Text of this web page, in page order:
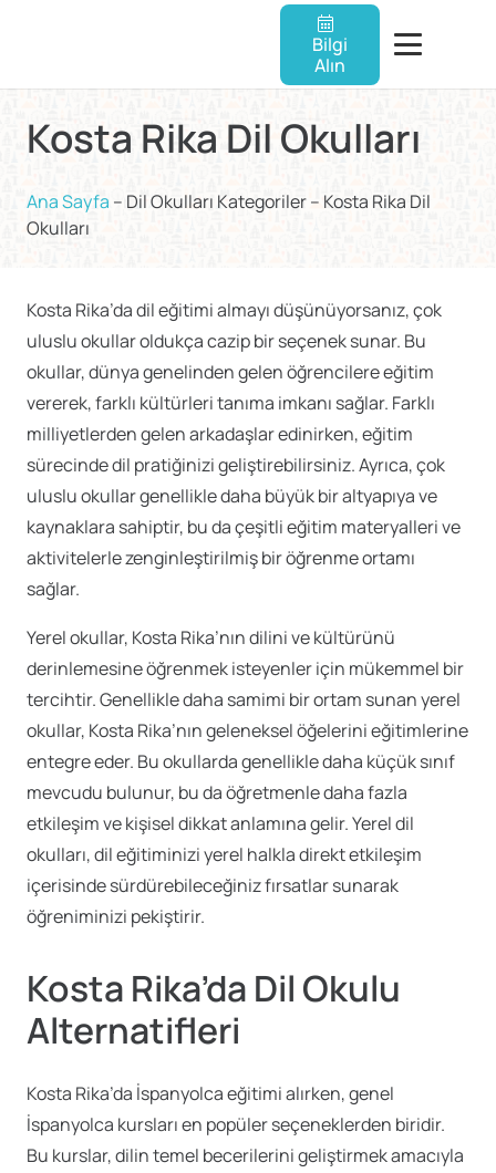
Bilgi
Alın
Kosta Rika Dil Okulları
Ana Sayfa – Dil Okulları Kategoriler– Kosta Rika Dil
Okulları
Kosta Rika’da dil eğitimi almayı düşünüyorsanız, çok
uluslu okullar oldukça cazip bir seçenek sunar. Bu
okullar, dünya genelinden gelen öğrencilere eğitim
vererek, farklı kültürleri tanıma imkanı sağlar. Farklı
milliyetlerden gelen arkadaşlar edinirken, eğitim
sürecinde dil pratiğinizi geliştirebilirsiniz. Ayrıca, çok
uluslu okullar genellikle daha büyük bir altyapıya ve
kaynaklara sahiptir, bu da çeşitli eğitim materyalleri ve
aktivitelerle zenginleştirilmiş bir öğrenme ortamı
sağlar.
Yerel okullar, Kosta Rika’nın dilini ve kültürünü
derinlemesine öğrenmek isteyenler için mükemmel bir
tercihtir. Genellikle daha samimi bir ortam sunan yerel
okullar, Kosta Rika’nın geleneksel öğelerini eğitimlerine
entegre eder. Bu okullarda genellikle daha küçük sınıf
mevcudu bulunur, bu da öğretmenle daha fazla
etkileşim ve kişisel dikkat anlamına gelir. Yerel dil
okulları, dil eğitiminizi yerel halkla direkt etkileşim
içerisinde sürdürebileceğiniz fırsatlar sunarak
öğreniminizi pekiştirir.
Kosta Rika’da Dil Okulu
Alternatifleri
Kosta Rika’da İspanyolca eğitimi alırken, genel
İspanyolca kursları en popüler seçeneklerden biridir.
Bu kurslar, dilin temel becerilerini geliştirmek amacıyla